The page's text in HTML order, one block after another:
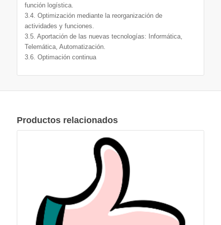
función logística.
3.4. Optimización mediante la reorganización de
actividades y funciones.
3.5. Aportación de las nuevas tecnologías: Informática,
Telemática, Automatización.
3.6. Optimación continua
Productos relacionados